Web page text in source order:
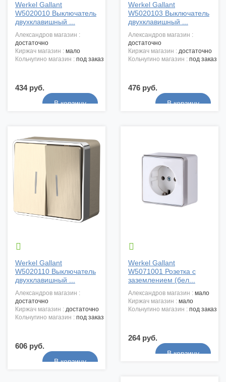
Werkel Gallant
W5020010 Выключатель
двухклавишный ...
александров магазин :
достаточно
киржач магазин : мало
кольчугино магазин : под заказ
434 руб.
Werkel Gallant
W5020103 Выключатель
двухклавишный ...
александров магазин :
достаточно
киржач магазин : достаточно
кольчугино магазин : под заказ
476 руб.

Werkel Gallant
W5020110 Выключатель
двухклавишный ...
александров магазин :
достаточно
киржач магазин : достаточно
кольчугино магазин : под заказ
606 руб.

Werkel Gallant
W5071001 Розетка с
заземлением (бел...
александров магазин : мало
киржач магазин : мало
кольчугино магазин : под заказ
264 руб.